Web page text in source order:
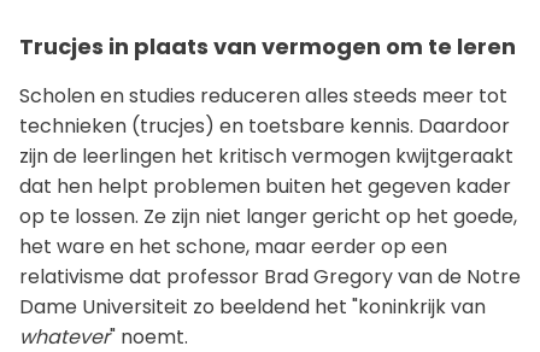
Trucjes in plaats van vermogen om te leren
Scholen en studies reduceren alles steeds meer tot
technieken (trucjes) en toetsbare kennis. Daardoor
zijn de leerlingen het kritisch vermogen kwijtgeraakt
dat hen helpt problemen buiten het gegeven kader
op te lossen. Ze zijn niet langer gericht op het goede,
het ware en het schone, maar eerder op een
relativisme dat professor Brad Gregory van de Notre
Dame Universiteit zo beeldend het "koninkrijk van
whatever" noemt.